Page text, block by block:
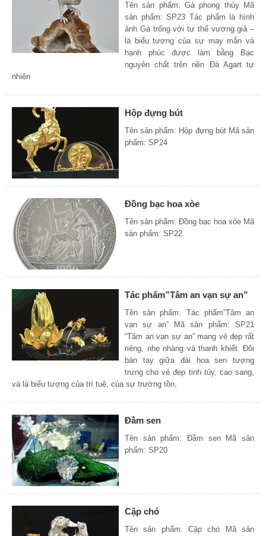
Tên sản phẩm: Gà phong thủy Mã
sản phẩm: SP23 Tác phẩm là hình
ảnh Gà trống với tư thế vương giả –
là biểu tượng của sự may mắn và
hạnh phúc được làm bằng Bạc
nguyên chất trên nền Đá Agart tự
nhiên
Hộp đựng bút
Tên sản phẩm: Hộp đựng bút Mã sản
phẩm: SP24
Đồng bạc hoa xòe
Tên sản phẩm: Đồng bạc hoa xòe Mã
sản phẩm: SP22
Tác phẩm”Tâm an vạn sự an”
Tên sản phẩm: Tác phẩm”Tâm an
vạn sự an” Mã sản phẩm: SP21
“Tâm an vạn sự an” mang vẻ đẹp rất
riêng, nhẹ nhàng và thanh khiết. Đôi
bàn tay giữa đài hoa sen tượng
trưng cho vẻ đẹp tinh túy, cao sang,
và là biểu tượng của trí tuệ, của sự trường tồn,
Đầm sen
Tên sản phẩm: Đầm sen Mã sản
phẩm: SP20
Cặp chó
Tên sản phẩm: Cặp chó Mã sản